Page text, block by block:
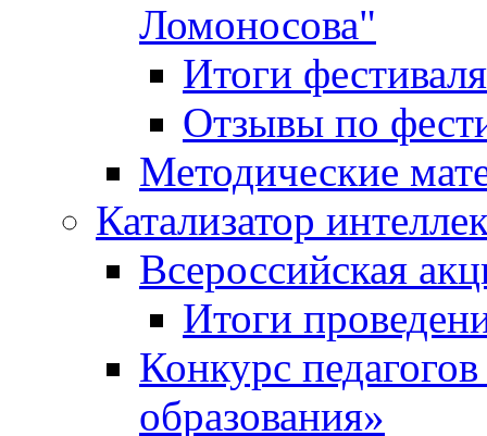
Ломоносова"
Итоги фестиваля
Отзывы по
Методические
Катализатор
Всероссийская
Итоги
Конкурс
образования»